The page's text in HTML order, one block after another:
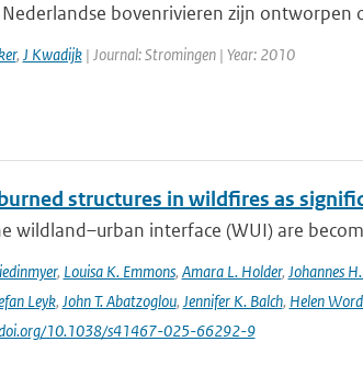
bovenrivieren zijn ontworpen
, J Kwadijk| Journal: Stromingen | Year: 2010
structures in wildfires as
wildland–urban interface (WUI) are
, Louisa K. Emmons, Amara L. Holder, Johannes
Leyk, John T. Abatzoglou, Jennifer K. Balch, Helen
10.1038/s41467-025-66292-9